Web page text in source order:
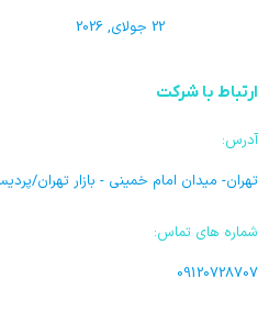
22 جولای, 2026
ارتباط با شرکت
آدرس:
تهران- میدان امام خمینی - بازار
شماره های تماس:
09120728707